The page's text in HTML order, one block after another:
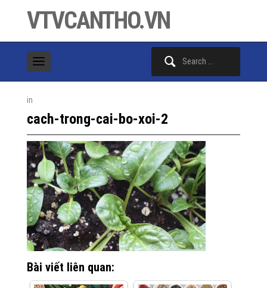
VTVCANTHO.VN
in
cach-trong-cai-bo-xoi-2
Bài viết liên quan: